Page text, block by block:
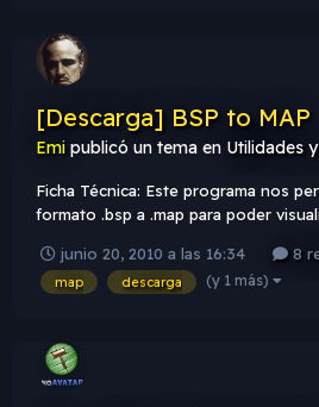
[Descarga] BSP to MAP
Emi publicó un tema en Utilidades
Ficha Técnica: Este programa nos
formato .bsp a .map para poder
aclarar que la decompilacion es
Descarga: By Mapping-Zone
junio 20, 2010 a las 16:34 8
map descarga (y 1 más)